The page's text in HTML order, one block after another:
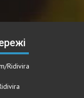
Ridivira